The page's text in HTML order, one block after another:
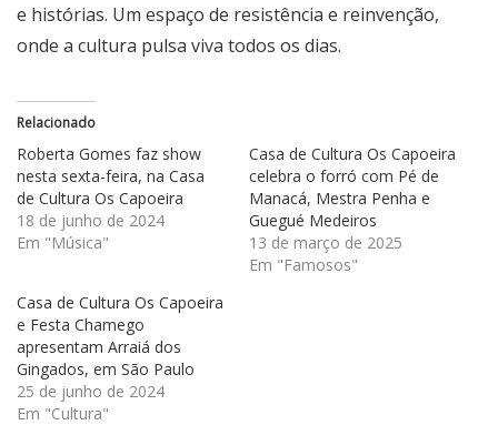
e histórias. Um espaço de resistência e reinvenção,
onde a cultura pulsa viva todos os dias.
Relacionado
Roberta Gomes faz show
nesta sexta-feira, na Casa
de Cultura Os Capoeira
18 de junho de 2024
Em "Música"
Casa de Cultura Os Capoeira
celebra o forró com Pé de
Manacá, Mestra Penha e
Guegué Medeiros
13 de março de 2025
Em "Famosos"
Casa de Cultura Os Capoeira
e Festa Chamego
apresentam Arraiá dos
Gingados, em São Paulo
25 de junho de 2024
Em "Cultura"